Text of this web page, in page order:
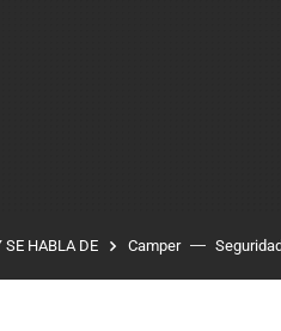
SE HABLA DE Camper Seguridad